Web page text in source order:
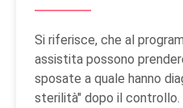
Si riferisce, che al
assistita possono
sposate a quale hanno
sterilità" dopo il